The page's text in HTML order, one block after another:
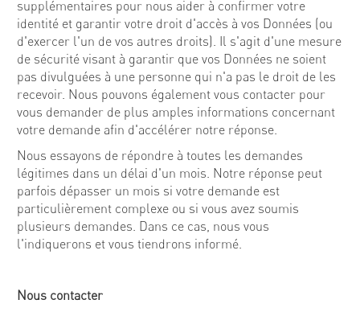
supplémentaires pour nous aider à confirmer votre
identité et garantir votre droit d'accès à vos Données (ou
d'exercer l'un de vos autres droits). Il s'agit d'une mesure
de sécurité visant à garantir que vos Données ne soient
pas divulguées à une personne qui n'a pas le droit de les
recevoir. Nous pouvons également vous contacter pour
vous demander de plus amples informations concernant
votre demande afin d'accélérer notre réponse.
Nous essayons de répondre à toutes les demandes
légitimes dans un délai d'un mois. Notre réponse peut
parfois dépasser un mois si votre demande est
particulièrement complexe ou si vous avez soumis
plusieurs demandes. Dans ce cas, nous vous
l'indiquerons et vous tiendrons informé.
Nous contacter